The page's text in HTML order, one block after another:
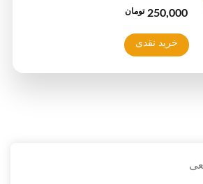
250,000 تومان
خرید نقدی